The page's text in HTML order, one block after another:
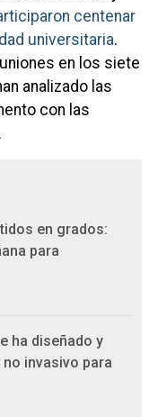
centenar
universitaria.
en los siete
analizado las
con las
en grados:
para
ha diseñado y
invasivo para